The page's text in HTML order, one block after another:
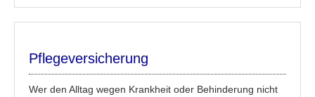
Pflegeversicherung
Wer den Alltag wegen Krankheit oder Behinderung nicht